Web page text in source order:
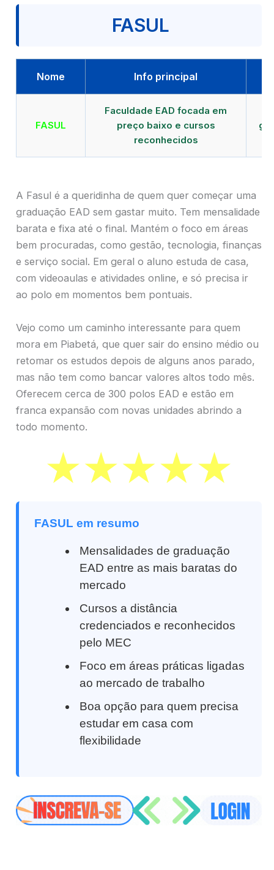
FASUL
Nome Info principal
FASUL
Faculdade EAD focada em
preço baixo e cursos
reconhecidos
A Fasul é a queridinha de quem quer começar uma
graduação EAD sem gastar muito. Tem mensalidade
barata e fixa até o final. Mantém o foco em áreas
bem procuradas, como gestão, tecnologia, finanças
e serviço social. Em geral o aluno estuda de casa,
com videoaulas e atividades online, e só precisa ir
ao polo em momentos bem pontuais.
Vejo como um caminho interessante para quem
mora em Piabetá, que quer sair do ensino médio ou
retomar os estudos depois de alguns anos parado,
mas não tem como bancar valores altos todo mês.
Oferecem cerca de 300 polos EAD e estão em
franca expansão com novas unidades abrindo a
todo momento.
FASUL em resumo
Mensalidades de graduação
EAD entre as mais baratas do
mercado
Cursos a distância
credenciados e reconhecidos
pelo MEC
Foco em áreas práticas ligadas
ao mercado de trabalho
Boa opção para quem precisa
estudar em casa com
flexibilidade